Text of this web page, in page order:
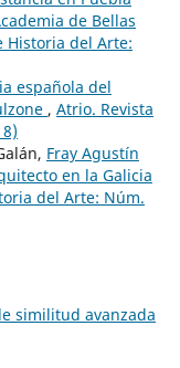
de Bellas
Historia del Arte:
española del
, Atrio. Revista
Fray Agustín
en la Galicia
del Arte: Núm.
similitud avanzada